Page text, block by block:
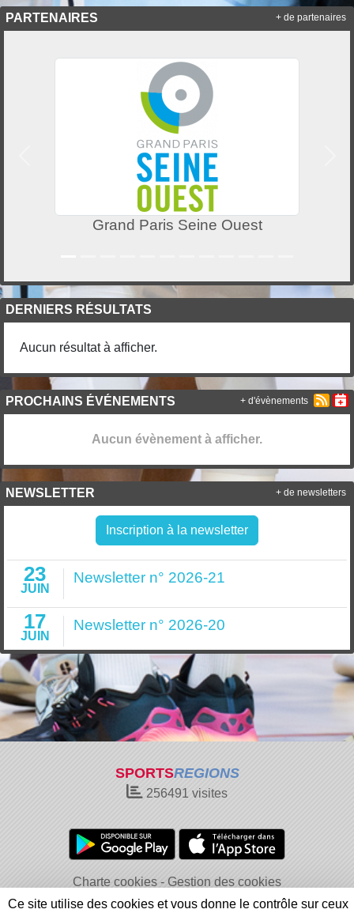
PARTENAIRES
Grand Paris Seine Ouest
+ de partenaires
DERNIERS RÉSULTATS
Aucun résultat à afficher.
PROCHAINS ÉVÉNEMENTS
Aucun évènement à afficher.
+ d'évènements
NEWSLETTER
Inscription à la newsletter
23
JUIN
Newsletter n° 2026-21
17
JUIN
Newsletter n° 2026-20
+ de newsletters
SPORTSREGIONS
256491 visites
Charte cookies
Gestion des cookies
Informations légales
Signaler un contenu inapproprié
Ce site utilise des cookies et vous donne le contrôle sur ceux